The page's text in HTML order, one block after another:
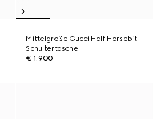
Mittelgroße Gucci Half Horsebit
Schultertasche
€ 1.900